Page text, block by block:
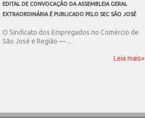
EDITAL DE CONVOCAÇÃO DA ASSEMBLEIA GERAL
EXTRAORDINÁRIA É PUBLICADO PELO SEC SÃO JOSÉ
O Sindicato dos Empregados no Comércio de
São José e Região — ...
Leia mais»